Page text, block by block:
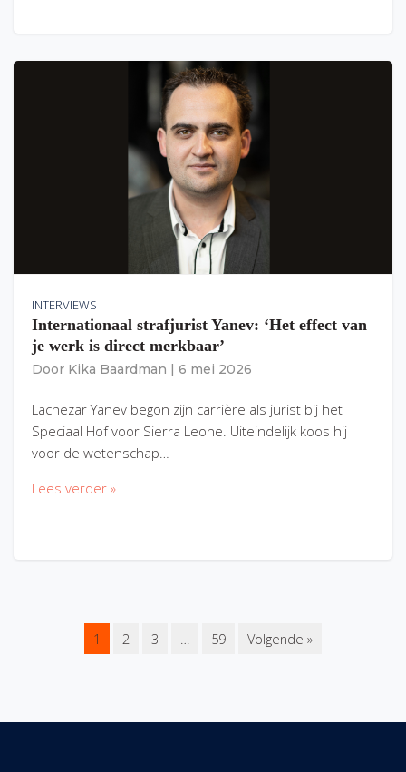
INTERVIEWS
Internationaal strafjurist Yanev: ‘Het effect van
je werk is direct merkbaar’
Door Kika Baardman 6 mei 2026
Lachezar Yanev begon zijn carrière als jurist bij het
Speciaal Hof voor Sierra Leone. Uiteindelijk koos hij
voor de wetenschap…
Lees verder »
1 2 3 … 59 Volgende »